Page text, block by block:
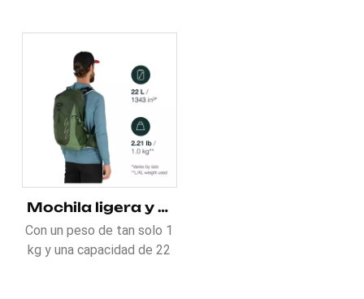
Mochila ligera y transpirable para correr con espalda blanda
Con un peso de tan solo 1
kg y una capacidad de 22